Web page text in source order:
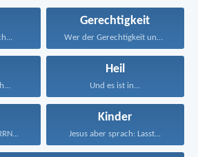
Gerechtigkeit
Wer der Gerechtigkeit und...
Heil
Und es ist in...
Kinder
Jesus aber sprach: Lasst...